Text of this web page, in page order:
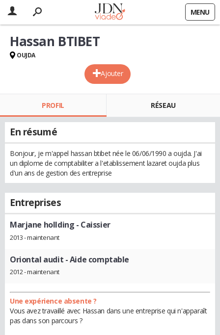
MENU
Ajouter
Hassan BTIBET
OUJDA
PROFIL RÉSEAU
En résumé
Bonjour, je m'appel hassan btibet née le 06/06/1990 a oujda. J'ai
un diplome de comptabiliter a l'etablissement lazaret oujda plus
d'un ans de gestion des entreprise
Entreprises
Marjane hollding - Caissier
2013 - maintenant
Oriontal audit - Aide comptable
2012 - maintenant
Une expérience absente ?
Vous avez travaillé avec Hassan dans une entreprise qui n'apparaît
pas dans son parcours ?